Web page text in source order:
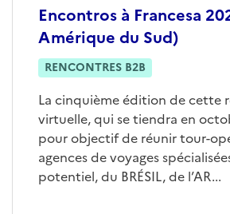
Encontros à Francesa
Amérique du Sud)
RENCONTRES B2B
La cinquième édition de cette
virtuelle, qui se tiendra en
pour objectif de réunir tour-
agences de voyages
potentiel, du BRÉSIL, de l’AR...